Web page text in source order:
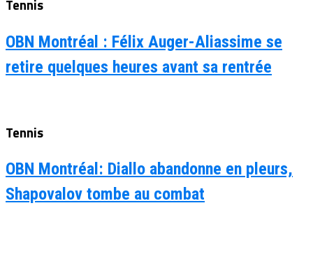
Tennis
OBN Montréal : Félix Auger-Aliassime se
retire quelques heures avant sa rentrée
Tennis
OBN Montréal: Diallo abandonne en pleurs,
Shapovalov tombe au combat